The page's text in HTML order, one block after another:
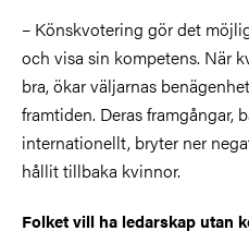
– Könskvotering gör det
och visa sin kompetens. När
bra, ökar väljarnas
framtiden. Deras framgångar,
internationellt, bryter ner
hållit tillbaka kvinnor.
Folket vill ha ledarskap utan